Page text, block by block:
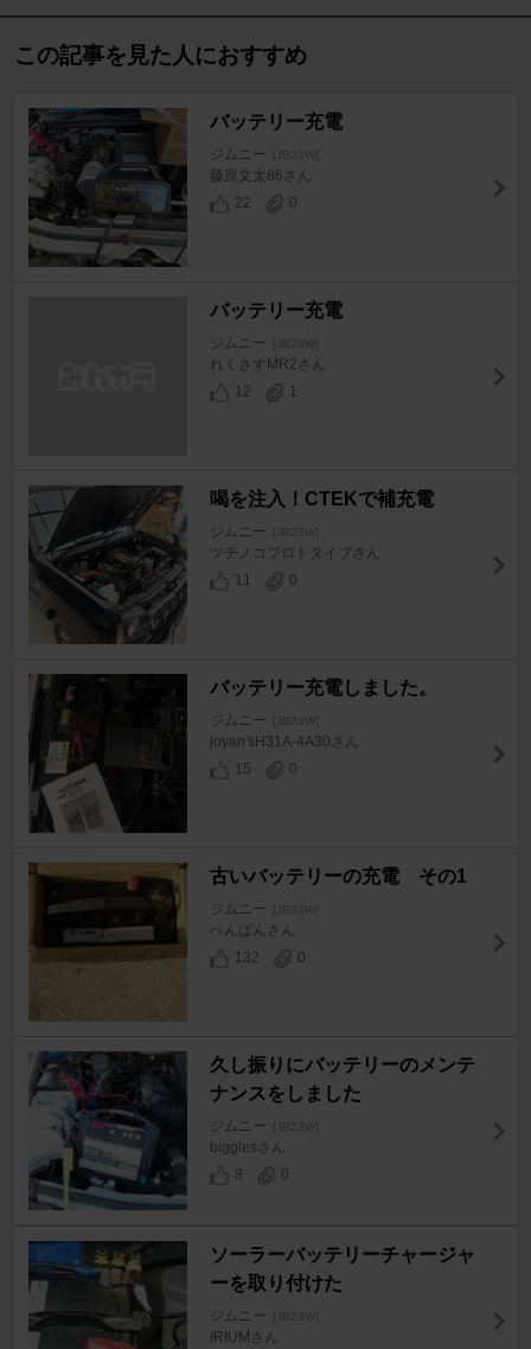
この記事を見た人におすすめ
バッテリー充電
ジムニー [JB23W]
藤原文太86さん
22
0
バッテリー充電
ジムニー [JB23W]
れくさすMR2さん
12
1
喝を注入！CTEKで補充電
ジムニー [JB23W]
ツチノコプロトタイプさん
11
0
バッテリー充電しました。
ジムニー [JB23W]
joyan'sH31A-4A30さん
15
0
古いバッテリーの充電 その1
ジムニー [JB23W]
ぺんぱんさん
132
0
久し振りにバッテリーのメンテ
ナンスをしました
ジムニー [JB23W]
bigglesさん
8
0
ソーラーバッテリーチャージャ
ーを取り付けた
ジムニー [JB23W]
IRIUMさん